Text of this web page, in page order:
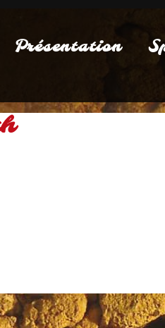
Présentation